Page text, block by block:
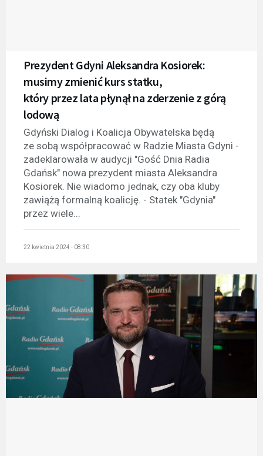
Prezydent Gdyni Aleksandra Kosiorek:
musimy zmienić kurs statku,
który przez lata płynął na zderzenie z górą
lodową
Gdyński Dialog i Koalicja Obywatelska będą
ze sobą współpracować w Radzie Miasta Gdyni -
zadeklarowała w audycji "Gość Dnia Radia
Gdańsk" nowa prezydent miasta Aleksandra
Kosiorek. Nie wiadomo jednak, czy oba kluby
zawiążą formalną koalicję. - Statek "Gdynia"
przez wiele...
22 kwietnia 2024 - 08:30